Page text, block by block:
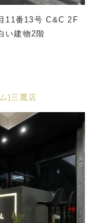
11番13号 C&C 2F
い建物2階
)三鷹店